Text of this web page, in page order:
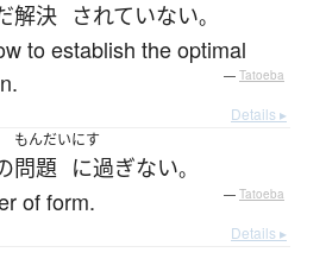
解決 されていない。
to establish the optimal
— Tatoeba
Details ▸
もんだい
問題
にす
に過ぎない。
of form. — Tatoeba
Details ▸